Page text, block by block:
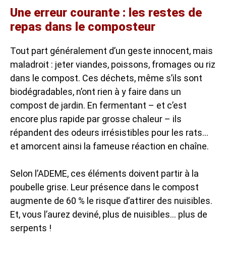
Une erreur courante : les restes de
repas dans le composteur
Tout part généralement d’un geste innocent, mais
maladroit : jeter viandes, poissons, fromages ou riz
dans le compost. Ces déchets, même s’ils sont
biodégradables, n’ont rien à y faire dans un
compost de jardin. En fermentant – et c’est
encore plus rapide par grosse chaleur – ils
répandent des odeurs irrésistibles pour les rats…
et amorcent ainsi la fameuse réaction en chaîne.
Selon l’ADEME, ces éléments doivent partir à la
poubelle grise. Leur présence dans le compost
augmente de 60 % le risque d’attirer des nuisibles.
Et, vous l’aurez deviné, plus de nuisibles… plus de
serpents !